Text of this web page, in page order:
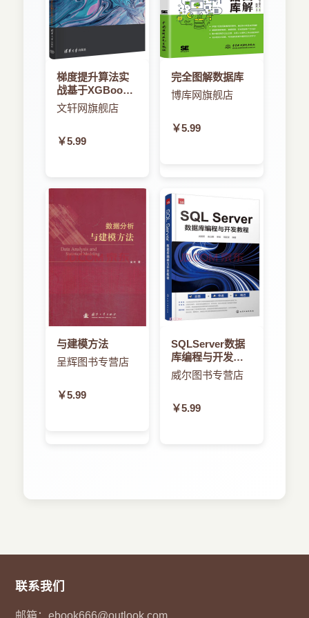
梯度提升算法实
战基于XGBoost
和scikit-learn
文轩网旗舰店
￥5.99
完全图解数据库
博库网旗舰店
￥5.99
与建模方法
呈辉图书专营店
￥5.99
SQLServer数据
库编程与开发教
程
威尔图书专营店
￥5.99
联系我们
邮箱：ebook666@outlook.com